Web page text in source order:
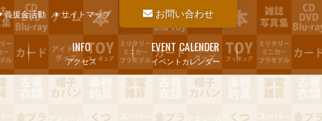
お問い合わせ
義援金活動 サイトマップ
アクセス
INFO
イベントカレンダー
EVENT CALENDER